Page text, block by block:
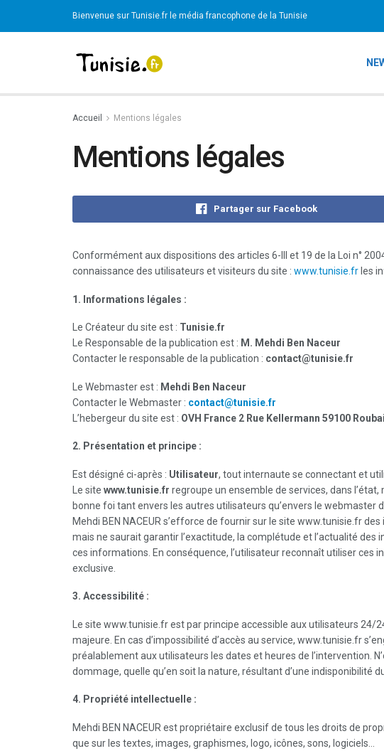
Bienvenue sur Tunisie.fr le média francophone de la Tunisie
Accueil Mentions légales
Mentions légales
Partager sur Facebook
Conformément aux dispositions des articles 6-III et 19 de la Loi n°
connaissance des utilisateurs et visiteurs du site : www.tunisie.fr les
1. Informations légales :
Le Créateur du site est : Tunisie.fr
Le Responsable de la publication est : M. Mehdi Ben Naceur
Contacter le responsable de la publication : contact@tunisie.fr
Le Webmaster est : Mehdi Ben Naceur
Contacter le Webmaster : contact@tunisie.fr
L’hebergeur du site est : OVH France 2 Rue Kellermann 59100
2. Présentation et principe :
Est désigné ci-après : Utilisateur, tout internaute se connectant et
Le site www.tunisie.fr regroupe un ensemble de services, dans
bonne foi tant envers les autres utilisateurs qu’envers le webmaster
Mehdi BEN NACEUR s’efforce de fournir sur le site www.tunisie.fr
mais ne saurait garantir l’exactitude, la complétude et l’actualité
ces informations. En conséquence, l’utilisateur reconnaît utiliser
exclusive.
3. Accessibilité :
Le site www.tunisie.fr est par principe accessible aux utilisateurs
majeure. En cas d’impossibilité d’accès au service, www.tunisie.fr
préalablement aux utilisateurs les dates et heures de l’intervention.
dommage, quelle qu’en soit la nature, résultant d’une indisponibilité
4. Propriété intellectuelle :
Mehdi BEN NACEUR est propriétaire exclusif de tous les droits de
que sur les textes, images, graphismes, logo, icônes, sons, logiciels…